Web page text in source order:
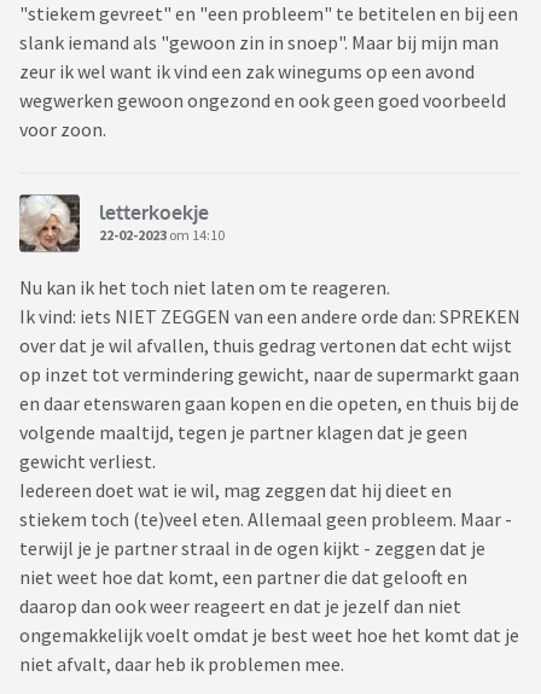
"stiekem gevreet" en "een probleem" te betitelen en bij een
slank iemand als "gewoon zin in snoep". Maar bij mijn man
zeur ik wel want ik vind een zak winegums op een avond
wegwerken gewoon ongezond en ook geen goed voorbeeld
voor zoon.
letterkoekje
22-02-2023 om 14:10
Nu kan ik het toch niet laten om te reageren.
Ik vind: iets NIET ZEGGEN van een andere orde dan: SPREKEN
over dat je wil afvallen, thuis gedrag vertonen dat echt wijst
op inzet tot vermindering gewicht, naar de supermarkt gaan
en daar etenswaren gaan kopen en die opeten, en thuis bij de
volgende maaltijd, tegen je partner klagen dat je geen
gewicht verliest.
Iedereen doet wat ie wil, mag zeggen dat hij dieet en
stiekem toch (te)veel eten. Allemaal geen probleem. Maar -
terwijl je je partner straal in de ogen kijkt - zeggen dat je
niet weet hoe dat komt, een partner die dat gelooft en
daarop dan ook weer reageert en dat je jezelf dan niet
ongemakkelijk voelt omdat je best weet hoe het komt dat je
niet afvalt, daar heb ik problemen mee.